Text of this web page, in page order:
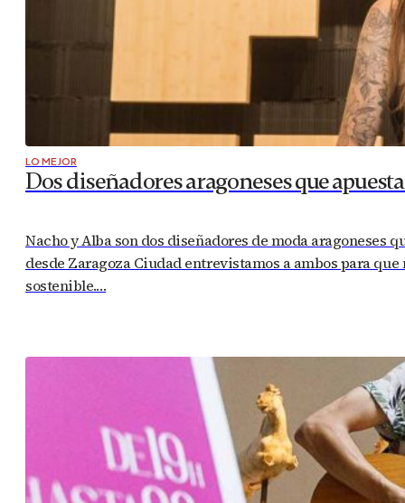
LO MEJOR
Dos diseñadores aragoneses que
Nacho y Alba son dos diseñadores de moda aragoneses
desde Zaragoza Ciudad entrevistamos a ambos para
sostenible.…